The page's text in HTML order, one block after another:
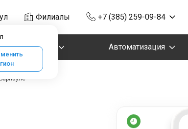
Филиалы +7 (385) 259-09-84
Маркировка Автоматизация